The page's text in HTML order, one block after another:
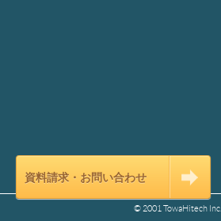
資料請求・お問い合わせ
FreeCall:0120-87-8800
© 2001 TowaHitech Inc.